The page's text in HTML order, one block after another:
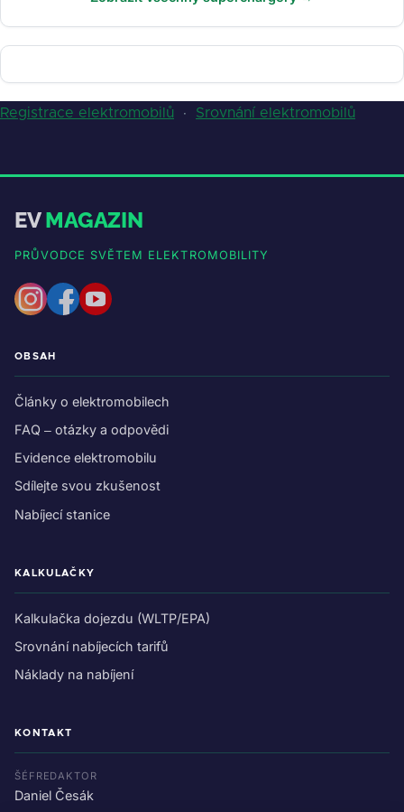
Registrace elektromobilů · Srovnání elektromobilů
EVMAGAZIN
PRŮVODCE SVĚTEM ELEKTROMOBILITY
OBSAH
Články o elektromobilech
FAQ – otázky a odpovědi
Evidence elektromobilu
Sdílejte svou zkušenost
Nabíjecí stanice
KALKULAČKY
Kalkulačka dojezdu (WLTP/EPA)
Srovnání nabíjecích tarifů
Náklady na nabíjení
KONTAKT
ŠÉFREDAKTOR
Daniel Česák